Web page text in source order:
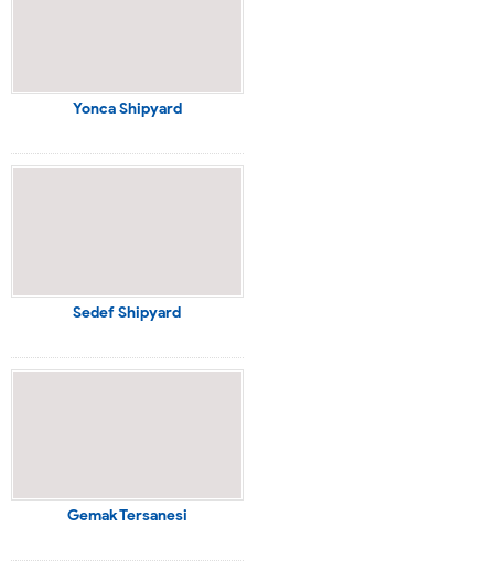
Yonca Shipyard
Sedef Shipyard
Gemak Tersanesi